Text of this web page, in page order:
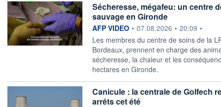
Sécheresse, mégafeu: un centre
sauvage en Gironde
information fournie par
AFP VIDEO • 07.08.2026 • 20:09 •
Les membres du centre de soins de la
Bordeaux, prennent en charge des
sécheresse, la chaleur et les
hectares en Gironde.
Canicule : la centrale de Golfech
arrêts cet été